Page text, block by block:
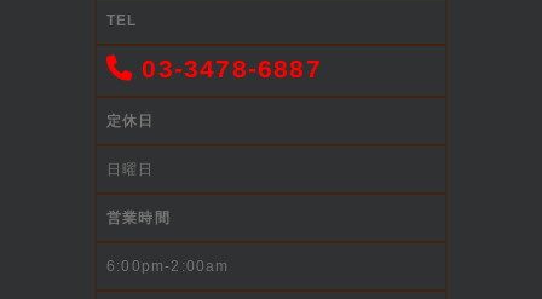
TEL
03-3478-6887
定休日
日曜日
営業時間
6:00pm-2:00am